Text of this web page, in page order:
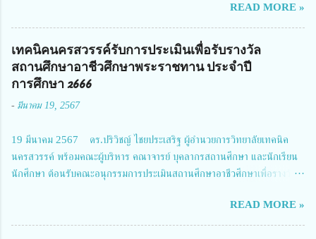
สมาคมวิศวกรรมชีวการแพทย์ไทย จัดการประชุมเผยแพร่ผลการดำเนินงาน
โครงการการวิจัยเชิงปฏิบัติการโดยบูรณาการทุกภาคส่วน เพื่อลดอุบัติเหตุและ
การเสียชีวิตให้สอดคล้องกับเป้าหมายแผนแม่บทฉบับที่ 5 ในวันที่ 22 มีนาคม
2567 โดยมี ดร.วิภารัตน์ ดีอ่อง ผู้อำนวยการสำนักงานการวิจัยแห่งชาติ เป็น
ประธานในพิธีเปิดพร้อมให้นโยบายการผลักดันงานวิจัยเพื่อความปลอดภัยทาง
การประชุมในครั้งนี้ นางสาวสตตกมล เกียรติพานิช ผู้อำนวยการกองบริหารทุน
Richmond Stylish Convention Hotel จังหวัดนนทบุรี ดร.วิภารัตน์ ดีอ่อง
ผู้อำนวยการสำนักงานการวิจัยแห่งชาติ กล่าวว่า วช. ในฐานะหน่วยงานบริหาร
จัดการทุนวิจัยและนวัตกรรมได้เล็งเห็นถึงความสำคัญของกา...
READ MORE »
เทคนิคนครสวรรค์รับการประเมินเพื่อรับรางวัล
สถานศึกษาอาชีวศึกษาพระราชทาน ประจำปี
การศึกษา 2666
- มีนาคม 19, 2567
19 มีนาคม 2567 ดร.ปริวิชญ์ ไชยประเสริฐ ผู้อำนวยการวิทยาลัยเทคนิค
นครสวรรค์ พร้อมคณะผู้บริหาร คณาจารย์ บุคลากรสถานศึกษา และนักเรียน
นักศึกษา ต้อนรับคณะอนุกรรมการประเมินสถานศึกษาอาชีวศึกษาเพื่อรางวัล
นายจักรภพ เนวะมาตย์ ผู้อำนวยการวิทยาลัยเทคนิคตาก ประธานคณะอนุกร
รมการฯ 1.นายวณิชา คณะใน ผู้ทรงคุณวุฒิ 2.นายภัทธาวุธ โพธา ผู้อำนวย
READ MORE »